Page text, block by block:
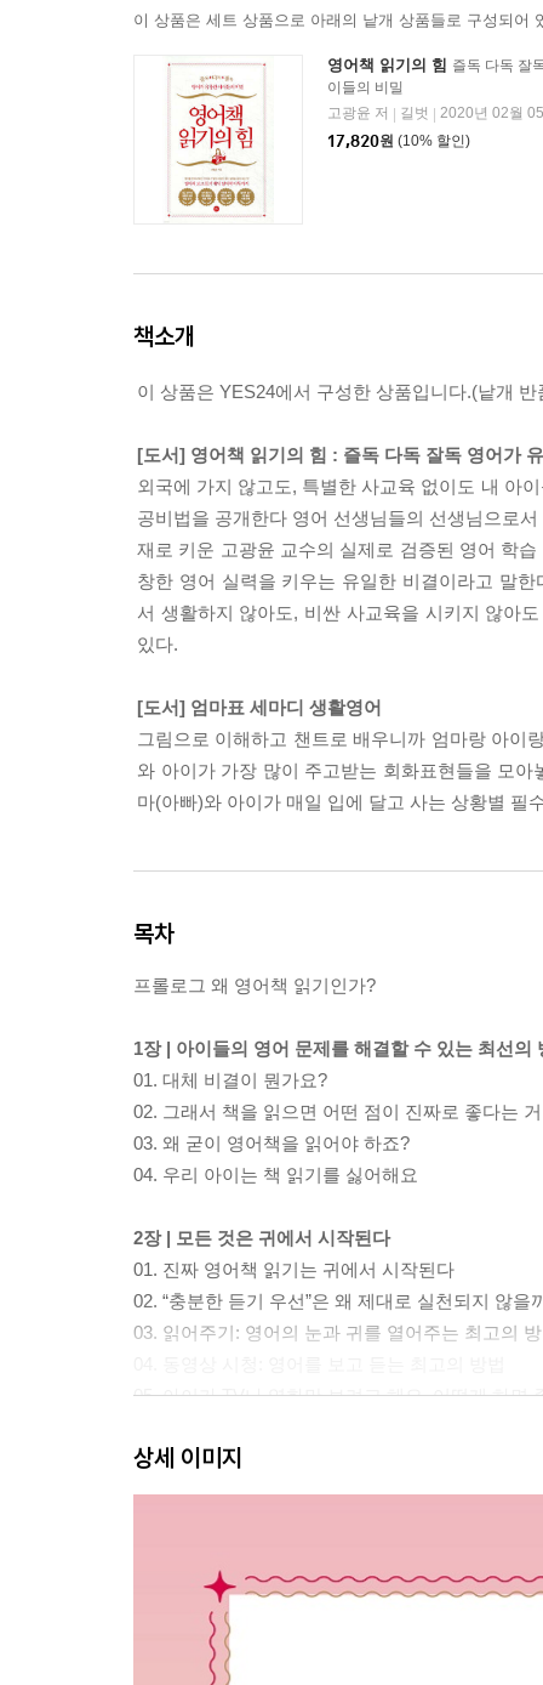
이 상품은 세트 상품으로 아래의 낱개 상품들로 구성되어
영어책 읽기의 힘 즐독 다독 잘
이들의 비밀
고광윤 저
길벗
2020년 02월
17,820원 (10% 할인)
책소개
이 상품은 YES24에서 구성한 상품입니다.(낱개 반
[도서] 영어책 읽기의 힘 : 즐독 다독 잘독 영어가
외국에 가지 않고도, 특별한 사교육 없이도 내 아
공비법을 공개한다 영어 선생님들의 선생님으로
재로 키운 고광윤 교수의 실제로 검증된 영어 학
창한 영어 실력을 키우는 유일한 비결이라고 말
서 생활하지 않아도, 비싼 사교육을 시키지 않아
있다.
[도서] 엄마표 세마디 생활영어
그림으로 이해하고 챈트로 배우니까 엄마랑 아이
와 아이가 가장 많이 주고받는 회화표현들을 모
마(아빠)와 아이가 매일 입에 달고 사는 상황별 필
목차
프롤로그 왜 영어책 읽기인가?
1장 | 아이들의 영어 문제를 해결할 수 있는 최선의
01. 대체 비결이 뭔가요?
02. 그래서 책을 읽으면 어떤 점이 진짜로 좋다는
03. 왜 굳이 영어책을 읽어야 하죠?
04. 우리 아이는 책 읽기를 싫어해요
2장 | 모든 것은 귀에서 시작된다
01. 진짜 영어책 읽기는 귀에서 시작된다
02. “충분한 듣기 우선”은 왜 제대로 실천되지 않을
03. 읽어주기: 영어의 눈과 귀를 열어주는 최고의
05. 아이가 TV나 영화만 보려고 해요, 어떻게 하면
07. 영어 파닉스, 즐기다 보면 저절로 해결된다
08. 영어 동영상은 어떤 것들을 어떻게 선택해야 하
11. 흘려듣기도 집중듣기도 아니라면 대체 어떻게
3장 | 영어책 읽어주기, 이렇게 한다
01. 영어책 읽어주기의 진짜 효과
상세 이미지